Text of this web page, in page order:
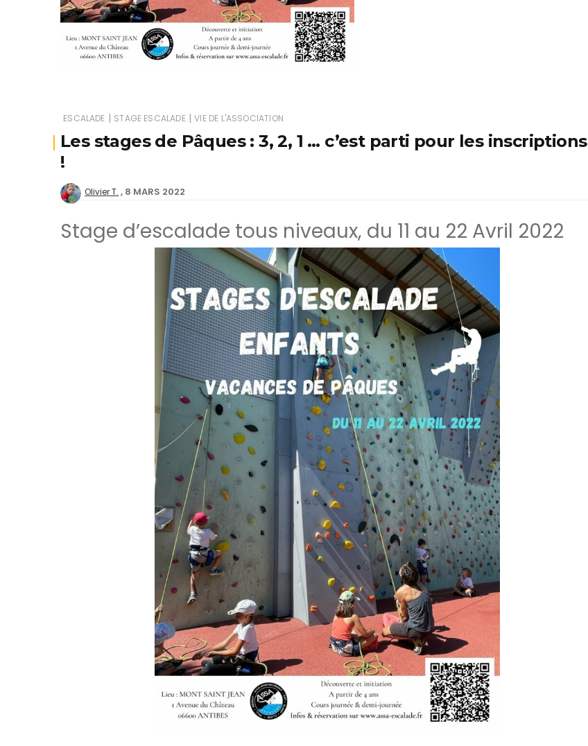
ESCALADE | STAGE ESCALADE | VIE DE L'ASSOCIATION
Les stages de Pâques : 3, 2, 1 … c’est parti pour les inscriptions
!
Olivier T. 8 MARS 2022
Stage d’escalade tous niveaux, du 11 au 22 Avril 2022